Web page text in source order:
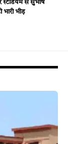
स्टेडियम से सुभाष
भारी भीड़